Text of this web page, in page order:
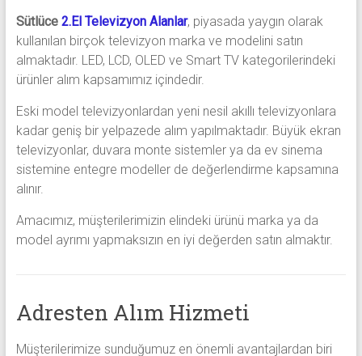
Sütlüce 2.El Televizyon Alanlar, piyasada yaygın olarak
kullanılan birçok televizyon marka ve modelini satın
almaktadır. LED, LCD, OLED ve Smart TV kategorilerindeki
ürünler alım kapsamımız içindedir.
Eski model televizyonlardan yeni nesil akıllı televizyonlara
kadar geniş bir yelpazede alım yapılmaktadır. Büyük ekran
televizyonlar, duvara monte sistemler ya da ev sinema
sistemine entegre modeller de değerlendirme kapsamına
alınır.
Amacımız, müşterilerimizin elindeki ürünü marka ya da
model ayrımı yapmaksızın en iyi değerden satın almaktır.
Adresten Alım Hizmeti
Müşterilerimize sunduğumuz en önemli avantajlardan biri